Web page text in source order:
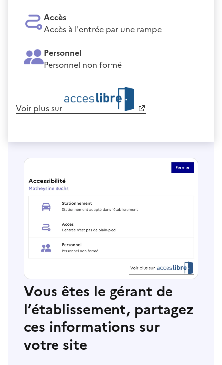
Accès
Accès à l'entrée par une rampe
Personnel
Personnel non formé
Voir plus sur
Vous êtes le gérant de
l’établissement, partagez
ces informations sur
votre site